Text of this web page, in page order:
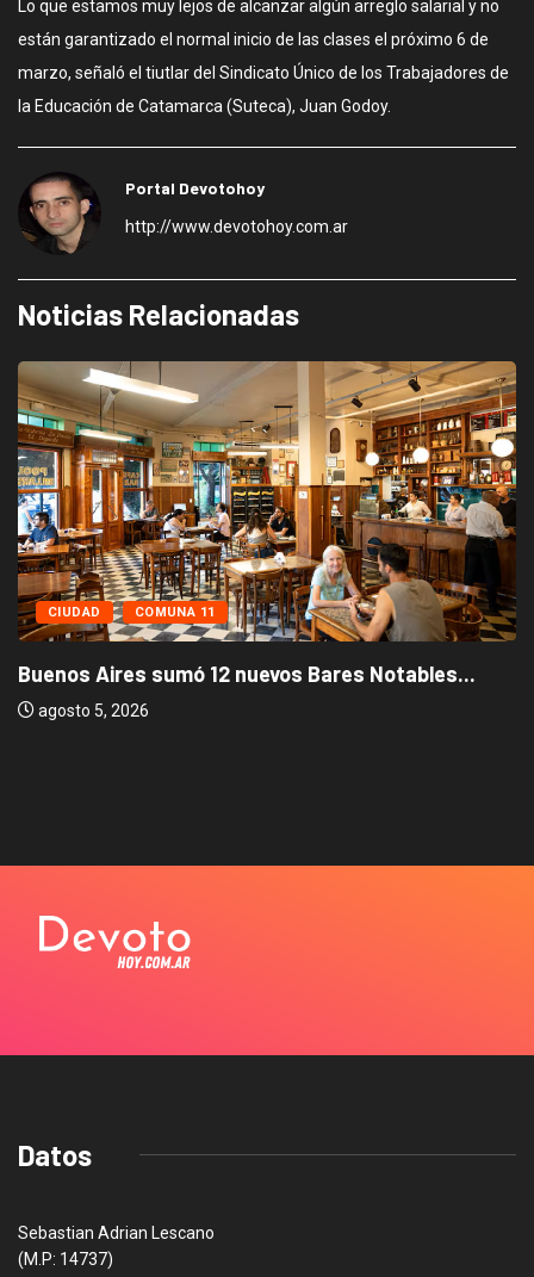
Lo que estamos muy lejos de alcanzar algún arreglo salarial y no
están garantizado el normal inicio de las clases el próximo 6 de
marzo, señaló el tiutlar del Sindicato Único de los Trabajadores de
la Educación de Catamarca (Suteca), Juan Godoy.
Portal Devotohoy
http://www.devotohoy.com.ar
Noticias Relacionadas
CIUDAD COMUNA 11
Buenos Aires sumó 12 nuevos Bares Notables...
agosto 5, 2026
Datos
Sebastian Adrian Lescano
(M.P: 14737)